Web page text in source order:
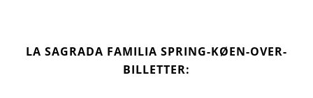
LA SAGRADA FAMILIA SPRING-KØEN-OVER-
BILLETTER: